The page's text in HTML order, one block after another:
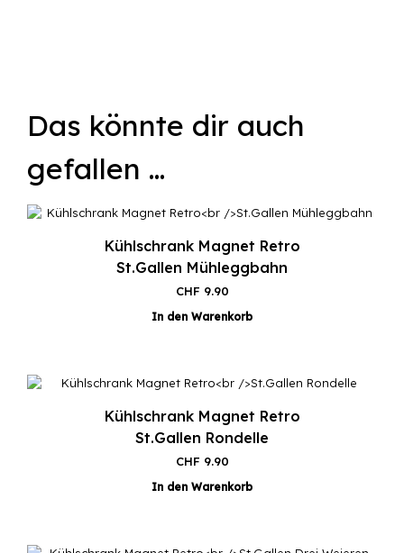
Das könnte dir auch
gefallen …
Kühlschrank Magnet Retro
St.Gallen Mühleggbahn
CHF 9.90
In den Warenkorb
Kühlschrank Magnet Retro
St.Gallen Rondelle
CHF 9.90
In den Warenkorb